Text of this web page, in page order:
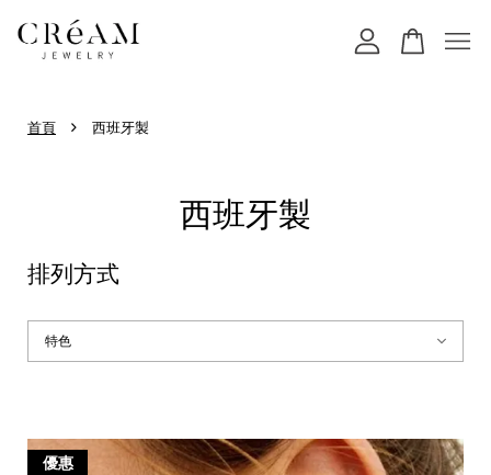
首頁 › 西班牙製
西班牙製
排列方式
優惠
您的購物車目前還是空的。